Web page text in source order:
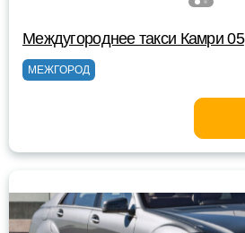
Междугороднее такси Камри 05
МЕЖГОРОД